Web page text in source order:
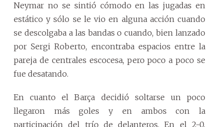
Neymar no se sintió cómodo en las jugadas en
estático y sólo se le vio en alguna acción cuando
se descolgaba a las bandas o cuando, bien lanzado
por Sergi Roberto, encontraba espacios entre la
pareja de centrales escocesa, pero poco a poco se
fue desatando.
En cuanto el Barça decidió soltarse un poco
llegaron más goles y en ambos con la
participación del trío de delanteros. En el 2-0,